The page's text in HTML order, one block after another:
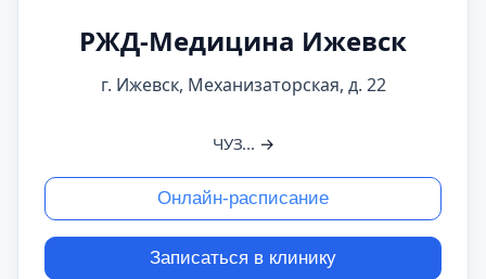
РЖД-Медицина Ижевск
г. Ижевск, Механизаторская, д. 22
ЧУЗ... →
Онлайн-расписание
Записаться в клинику